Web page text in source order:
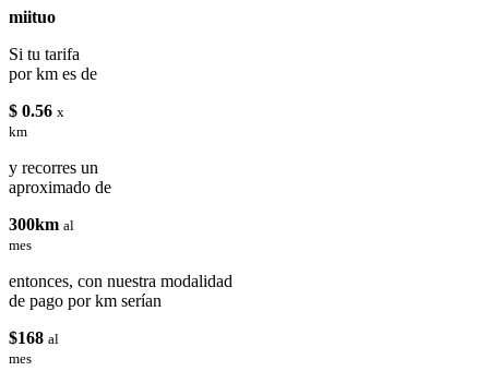
miituo
Si tu tarifa
por km es de
$ 0.56 x
km
y recorres un
aproximado de
300km al
mes
entonces, con nuestra modalidad
de pago por km serían
$168 al
mes